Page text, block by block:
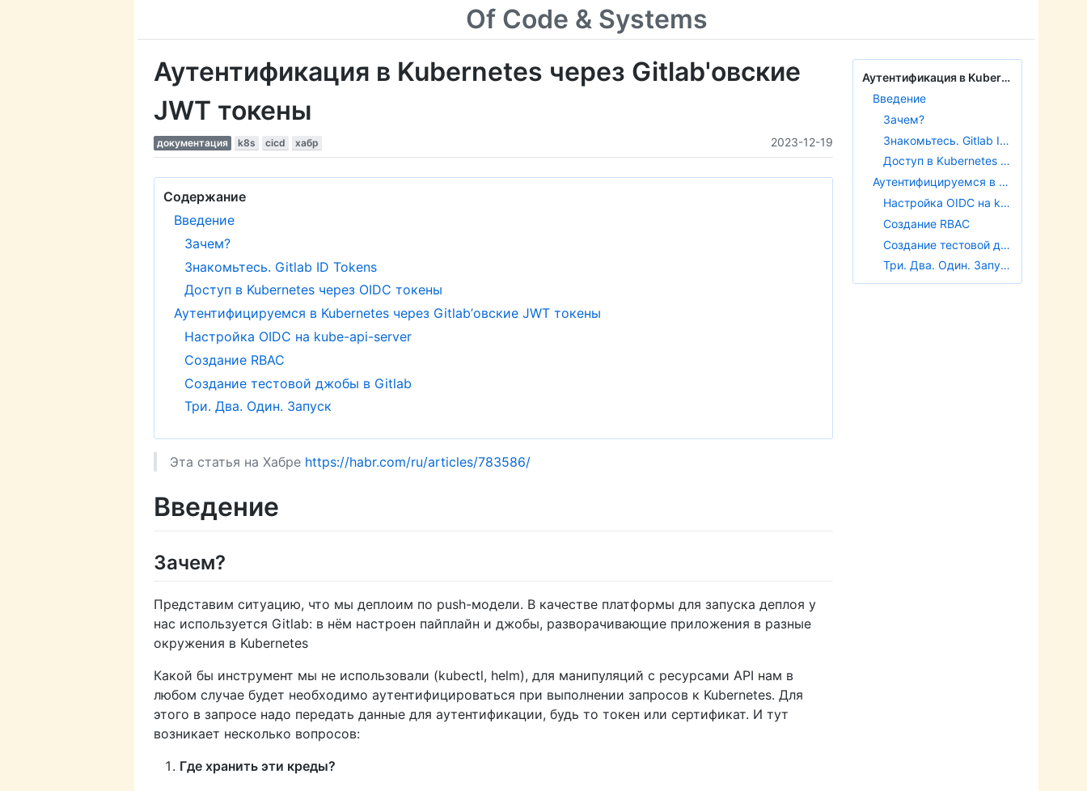
Of Code & Systems
Аутентификация в Kubernetes через Gitlab'овские
JWT токены
документация k8s cicd хабр 2023-12-19
Содержание
Введение
Зачем?
Знакомьтесь. Gitlab ID Tokens
Доступ в Kubernetes через OIDC токены
Аутентифицируемся в Kubernetes через Gitlab’овские JWT токены
Настройка OIDC на kube-api-server
Создание RBAC
Создание тестовой джобы в Gitlab
Три. Два. Один. Запуск
Эта статья на Хабре https://habr.com/ru/articles/783586/
Введение
Зачем?
Представим ситуацию, что мы деплоим по push-модели. В качестве платформы для запуска деплоя у
нас используется Gitlab: в нём настроен пайплайн и джобы, разворачивающие приложения в разные
окружения в Kubernetes
Какой бы инструмент мы не использовали (kubectl, helm), для манипуляций с ресурсами API нам в
любом случае будет необходимо аутентифицироваться при выполнении запросов к Kubernetes. Для
этого в запросе надо передать данные для аутентификации, будь то токен или сертификат. И тут
возникает несколько вопросов:
Где хранить эти креды?
Аутентификация в Kubernetes через Gitlab'овские JWT токены
Введение
Зачем?
Знакомьтесь. Gitlab ID Tokens
Доступ в Kubernetes через OIDC токены
Аутентифицируемся в Kubernetes через Gitlab’овские JWT токены
Настройка OIDC на kube-api-server
Создание RBAC
Создание тестовой джобы в Gitlab
Три. Два. Один. Запуск